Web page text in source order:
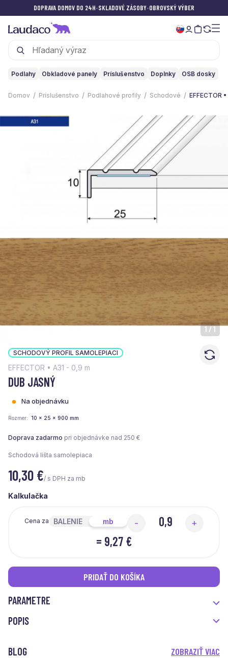
DOPRAVA DOMOV DO 24H•SKLADOVÉ ZÁSOBY•OBROVSKÝ VÝBER
Podlahy Obkladové panely Príslušenstvo Doplnky OSB dosky
Domov Príslušenstvo Podlahové profily Schodové EFFECTOR
1/1
SCHODOVÝ PROFIL SAMOLEPIACI
EFFECTOR • A31 - 0,9 m
DUB JASNÝ
Na objednávku
Rozmer 10 x 25 x 900 mm
Doprava zadarmo pri objednávke nad 250 €
Schodová lišta samolepiaca
10,30 €/ s DPH za mb
Kalkulačka
Cena za BALENIE mb - +
= 9,27 €
PRIDAŤ DO KOŠÍKA
PARAMETRE
POPIS
BLOG ZOBRAZIŤ VIAC